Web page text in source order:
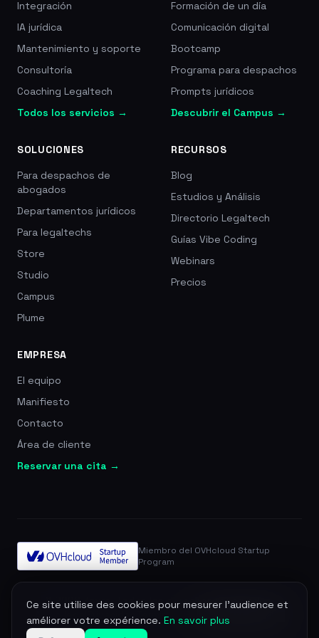
Ce site utilise des cookies pour mesurer l'audience et
améliorer votre expérience. En savoir plus
Integración
IA jurídica
Mantenimiento y soporte
Consultoría
Coaching Legaltech
Todos los servicios →
Formación de un día
Comunicación digital
Bootcamp
Programa para despachos
Prompts jurídicos
Descubrir el Campus →
SOLUCIONES
Para despachos de
abogados
Departamentos jurídicos
Para legaltechs
Store
Studio
Campus
Plume
RECURSOS
Blog
Estudios y Análisis
Directorio Legaltech
Guías Vibe Coding
Webinars
Precios
EMPRESA
El equipo
Manifiesto
Contacto
Área de cliente
Reservar una cita →
Miembro del OVHcloud Startup
Program
© 2026 Zevra. Todos los derechos reservados.
Aviso legal Privacidad Términos Gestionar cookies